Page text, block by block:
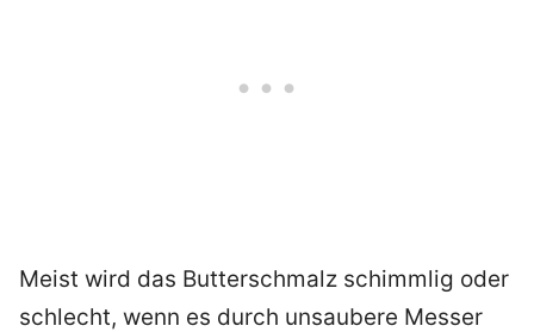
Meist wird das Butterschmalz schimmlig oder
schlecht, wenn es durch unsaubere Messer